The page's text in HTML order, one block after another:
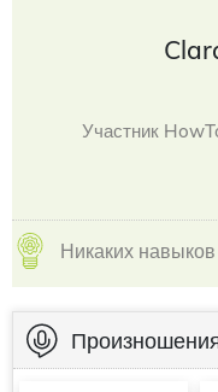
Участник
Никаких